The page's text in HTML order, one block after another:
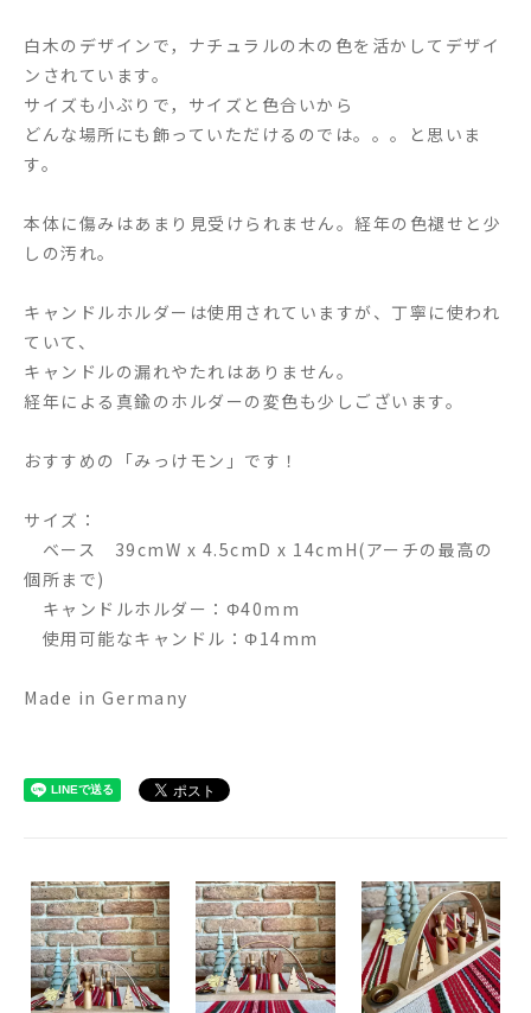
白木のデザインで，ナチュラルの木の色を活かしてデザイ
ンされています。
サイズも小ぶりで，サイズと色合いから
どんな場所にも飾っていただけるのでは。。。と思いま
す。
本体に傷みはあまり見受けられません。経年の色褪せと少
しの汚れ。
キャンドルホルダーは使用されていますが、丁寧に使われ
ていて、
キャンドルの漏れやたれはありません。
経年による真鍮のホルダーの変色も少しございます。
おすすめの「みっけモン」です！
サイズ：
ベース 39cmW x 4.5cmD x 14cmH(アーチの最高の
個所まで)
キャンドルホルダー：Φ40mm
使用可能なキャンドル：Φ14mm
Made in Germany